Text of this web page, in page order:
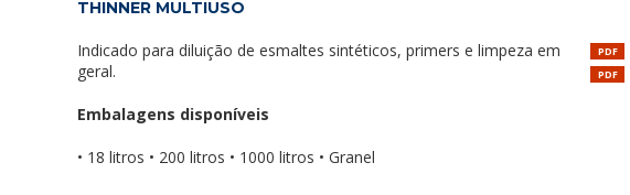
THINNER MULTIUSO
Indicado para diluição de esmaltes sintéticos, primers e limpeza em
geral.
Embalagens disponíveis
• 18 litros • 200 litros • 1000 litros • Granel
PDF
PDF